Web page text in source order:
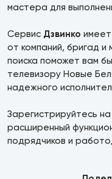
мастера для
Сервис Дзвинко имеет
от компаний, бригад
поиска поможет вам
телевизору Новые
надежного
Зарегистрируйтесь
расширенный
подрядчиков и